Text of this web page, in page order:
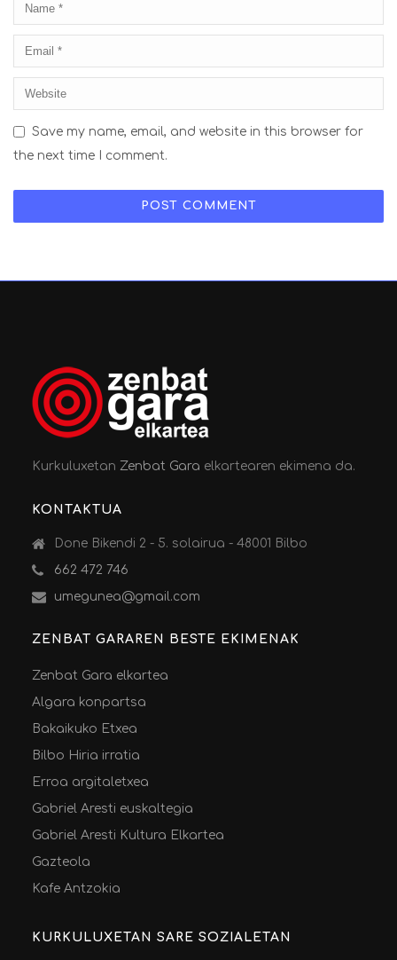
Save my name, email, and website in this browser for
the next time I comment.
KurkuluxetanZenbat Gara elkartearen ekimena da.
KONTAKTUA
Done Bikendi 2 - 5. solairua - 48001 Bilbo
662 472 746
umegunea@gmail.com
ZENBAT GARAREN BESTE EKIMENAK
Zenbat Gara elkartea
Algara konpartsa
Bakaikuko Etxea
Bilbo Hiria irratia
Erroa argitaletxea
Gabriel Aresti euskaltegia
Gabriel Aresti Kultura Elkartea
Gazteola
Kafe Antzokia
KURKULUXETAN SARE SOZIALETAN